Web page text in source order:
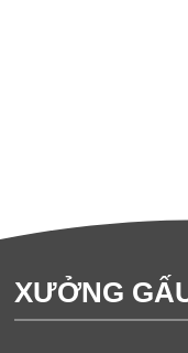
XƯỞNG